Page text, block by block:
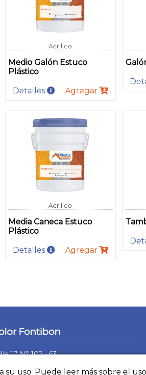
Acrilico
Medio Galón Estuco
Plástico
Detalles Agregar
Acrilico
Media Caneca Estuco
Plástico
Detalles Agregar
Fontibon
17 N° 102 - 63
1 267 3848
su uso. Puede leer más sobre el